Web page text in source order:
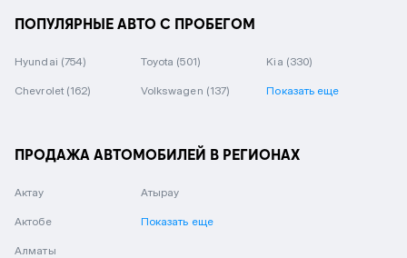
ПОПУЛЯРНЫЕ АВТО С ПРОБЕГОМ
Hyundai (754) Toyota (501) Kia (330)
Chevrolet (162) Volkswagen (137) Показать еще
ПРОДАЖА АВТОМОБИЛЕЙ В РЕГИОНАХ
Актау
Актобе
Алматы
Атырау
Показать еще